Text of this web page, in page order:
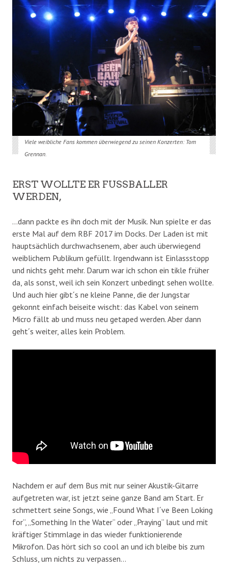
Viele weibliche Fans kommen überwiegend zu seinen Konzerten: Tom
Grennan.
ERST WOLLTE ER FUSSBALLER W
ERDEN,
…dann packte es ihn doch mit der Musik. Nun spielte er das
erste Mal auf dem RBF 2017 im Docks. Der Laden ist mit
hauptsächlich durchwachsenem, aber auch überwiegend
weiblichem Publikum gefüllt. Irgendwann ist Einlassstopp
und nichts geht mehr. Darum war ich schon ein tikle früher
da, als sonst, weil ich sein Konzert unbedingt sehen wollte.
Und auch hier gibt´s ne kleine Panne, die der Jungstar
gekonnt einfach beiseite wischt: das Kabel von seinem
Micro fällt ab und muss neu getaped werden. Aber dann
geht´s weiter, alles kein Problem.
Nachdem er auf dem Bus mit nur seiner Akustik-Gitarre
aufgetreten war, ist jetzt seine ganze Band am Start. Er
schmettert seine Songs, wie „Found What I´ve Been Loking
for“, „Something In the Water“ oder „Praying“ laut und mit
kräftiger Stimmlage in das wieder funktionierende
Mikrofon. Das hört sich so cool an und ich bleibe bis zum
Schluss, um nichts zu verpassen…